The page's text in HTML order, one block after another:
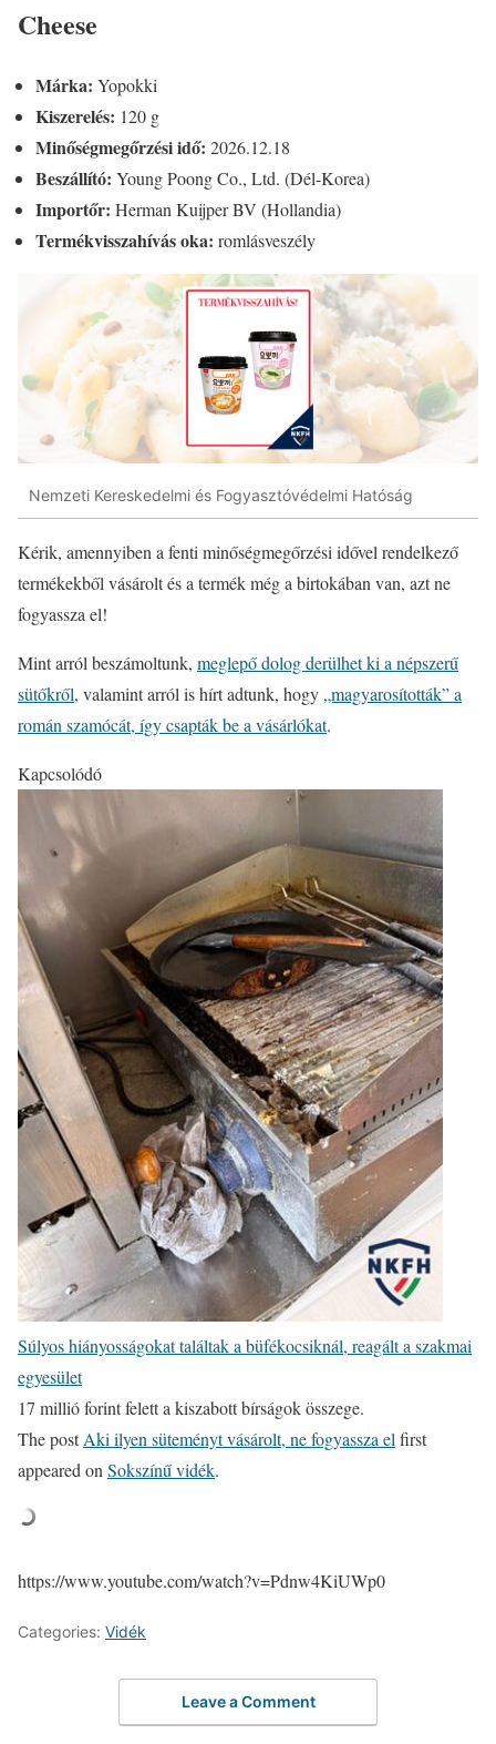
Cheese
Márka: Yopokki
Kiszerelés: 120 g
Minőségmegőrzési idő: 2026.12.18
Beszállító: Young Poong Co., Ltd. (Dél-Korea)
Importőr: Herman Kuijper BV (Hollandia)
Termékvisszahívás oka: romlásveszély
Nemzeti Kereskedelmi és Fogyasztóvédelmi Hatóság
Kérik, amennyiben a fenti minőségmegőrzési idővel rendelkező
termékekből vásárolt és a termék még a birtokában van, azt ne
fogyassza el!
Mint arról beszámoltunk, meglepő dolog derülhet ki a népszerű
sütőkről, valamint arról is hírt adtunk, hogy „magyarosították” a
román szamócát, így csapták be a vásárlókat.
Kapcsolódó
Súlyos hiányosságokat találtak a büfékocsiknál, reagált a szakmai
egyesület
17 millió forint felett a kiszabott bírságok összege.
The postAki ilyen süteményt vásárolt, ne fogyassza el first
appeared on Sokszínű vidék.
https://www.youtube.com/watch?v=Pdnw4KiUWp0
Categories: Vidék
Leave a Comment